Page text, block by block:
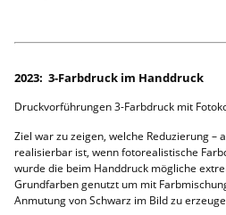
2023: 3-Farbdruck im Handdruck
Druckvorführungen 3-Farbdruck mit
Ziel war zu zeigen, welche Reduzierung –
realisierbar ist, wenn fotorealistische
wurde die beim Handdruck mögliche
Grundfarben genutzt um mit
Anmutung von Schwarz im Bild zu